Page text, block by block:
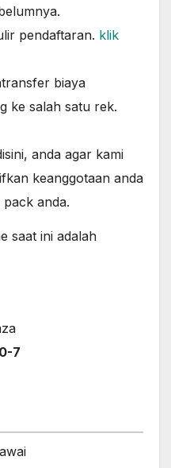
pendaftaran. klik
biaya
ke salah satu rek.
anda agar kami
keanggotaan anda
anda.
saat ini adalah
7